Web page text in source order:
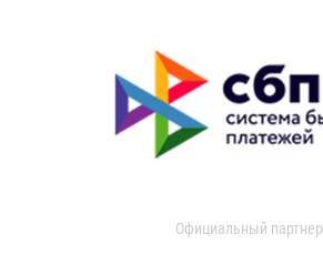
Официальный партнер